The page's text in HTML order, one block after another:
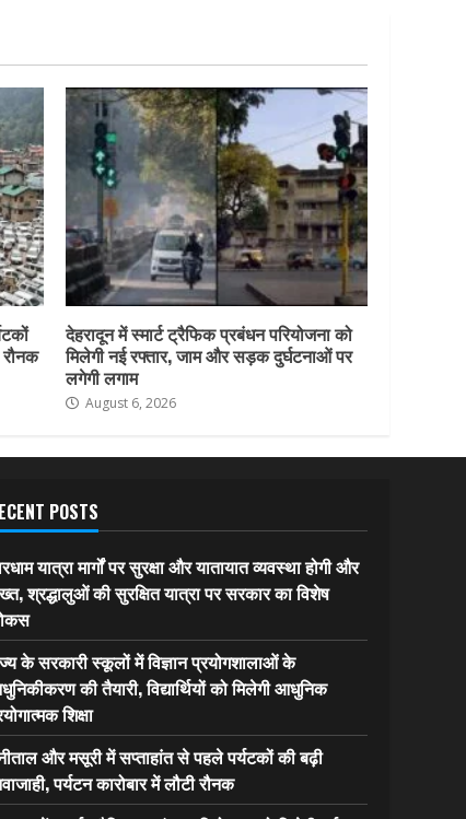
रौनक
देहरादून में स्मार्ट ट्रैफिक प्रबंधन परियोजना को
मिलेगी नई रफ्तार, जाम और सड़क दुर्घटनाओं पर
लगेगी लगाम
August 6, 2026
POSTS
यात्रा मार्गों पर सुरक्षा और यातायात व्यवस्था होगी और
श्रद्धालुओं की सुरक्षित यात्रा पर सरकार का विशेष
के सरकारी स्कूलों में विज्ञान प्रयोगशालाओं के
की तैयारी, विद्यार्थियों को मिलेगी आधुनिक
शिक्षा
और मसूरी में सप्ताहांत से पहले पर्यटकों की बढ़ी
पर्यटन कारोबार में लौटी रौनक